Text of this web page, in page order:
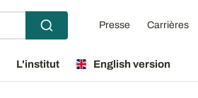
Presse Carrières
L'institut English version